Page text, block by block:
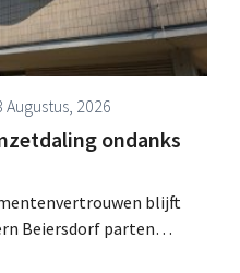
Augustus, 2026
ondanks
blijft
Beiersdorf parten